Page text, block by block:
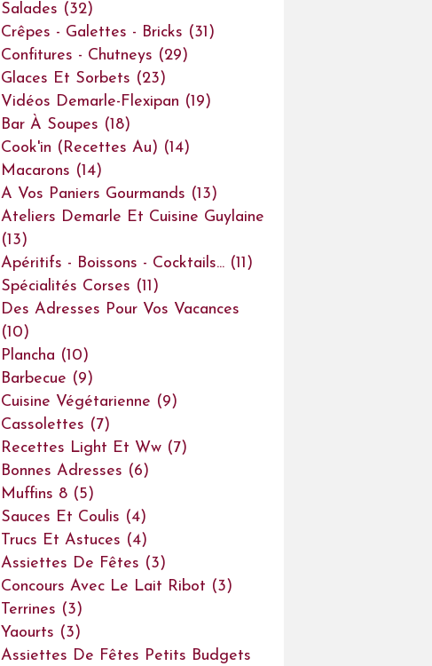
Salades (32)
Crêpes - Galettes - Bricks (31)
Confitures - Chutneys (29)
Glaces Et Sorbets (23)
Vidéos Demarle-Flexipan (19)
Bar À Soupes (18)
Cook'in (recettes Au) (14)
Macarons (14)
A Vos Paniers Gourmands (13)
Ateliers Demarle Et Cuisine Guylaine
(13)
Apéritifs - Boissons - Cocktails... (11)
Spécialités Corses (11)
Des Adresses Pour Vos Vacances
(10)
Plancha (10)
Barbecue (9)
Cuisine Végétarienne (9)
Cassolettes (7)
Recettes Light Et Ww (7)
Bonnes Adresses (6)
Muffins 8 (5)
Sauces Et Coulis (4)
Trucs Et Astuces (4)
Assiettes De Fêtes (3)
Concours Avec Le Lait Ribot (3)
Terrines (3)
Yaourts (3)
Assiettes De Fêtes Petits Budgets